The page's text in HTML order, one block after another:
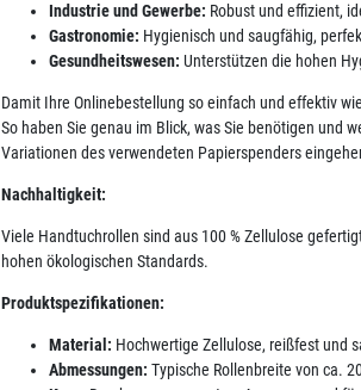
Industrie und Gewerbe: Robust und effizient,
Gastronomie: Hygienisch und saugfähig,
Gesundheitswesen: Unterstützen die hohen
Damit Ihre Onlinebestellung so einfach und effektiv
So haben Sie genau im Blick, was Sie benötigen und
Variationen des verwendeten Papierspenders
Nachhaltigkeit:
Viele Handtuchrollen sind aus 100 % Zellulose
hohen ökologischen Standards.
Produktspezifikationen:
Material: Hochwertige Zellulose, reißfest und
Abmessungen: Typische Rollenbreite von ca.